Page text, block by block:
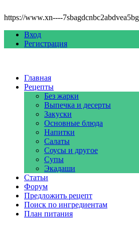
https://www.xn----
Вход
Регистрация
Главная
Рецепты
Без жарки
Выпечка и десерты
Закуски
Основные блюда
Напитки
Салаты
Соусы и другое
Супы
Экадаши
Статьи
Форум
Предложить рецепт
Поиск по ингредиентам
План питания